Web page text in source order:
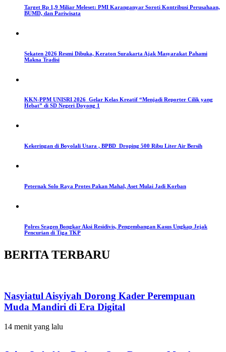
Target Rp 1,9 Miliar Meleset: PMI Karanganyar Soroti Kontribusi Perusahaan,
BUMD, dan Pariwisata
Sekaten 2026 Resmi Dibuka, Keraton Surakarta Ajak Masyarakat Pahami
Makna Tradisi
KKN-PPM UNISRI 2026 Gelar Kelas Kreatif “Menjadi Reporter Cilik yang
Hebat” di SD Negeri Doyong 1
Kekeringan di Boyolali Utara , BPBD Droping 500 Ribu Liter Air Bersih
Peternak Solo Raya Protes Pakan Mahal, Aset Mulai Jadi Korban
Polres Sragen Bongkar Aksi Residivis, Pengembangan Kasus Ungkap Jejak
Pencurian di Tiga TKP
BERITA TERBARU
Nasyiatul Aisyiyah Dorong Kader Perempuan
Muda Mandiri di Era Digital
14 menit yang lalu